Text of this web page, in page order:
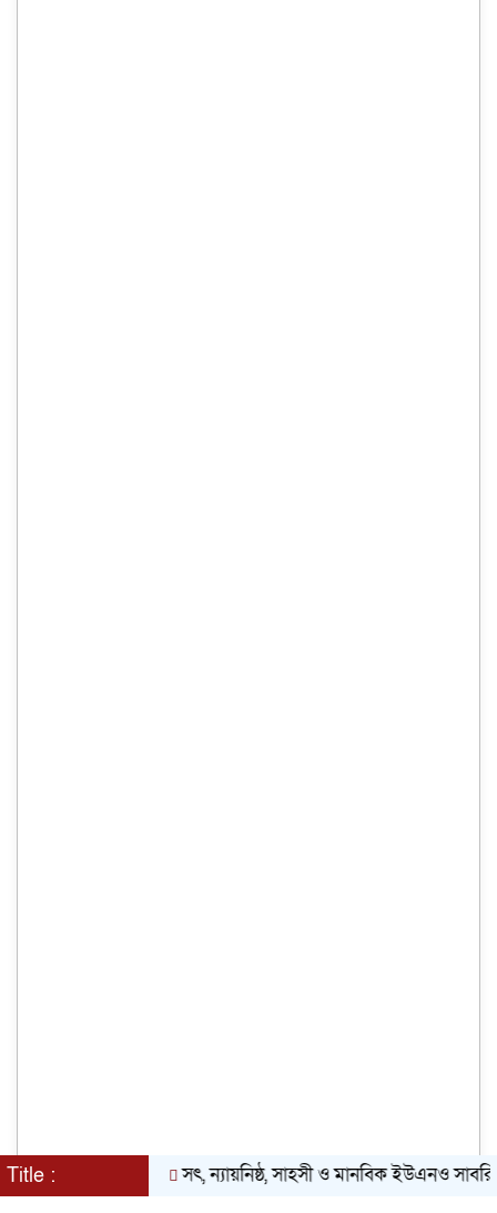
Title : সৎ, ন্যায়নিষ্ঠ, সাহসী ও মানবিক ইউএনও সাবরিনা